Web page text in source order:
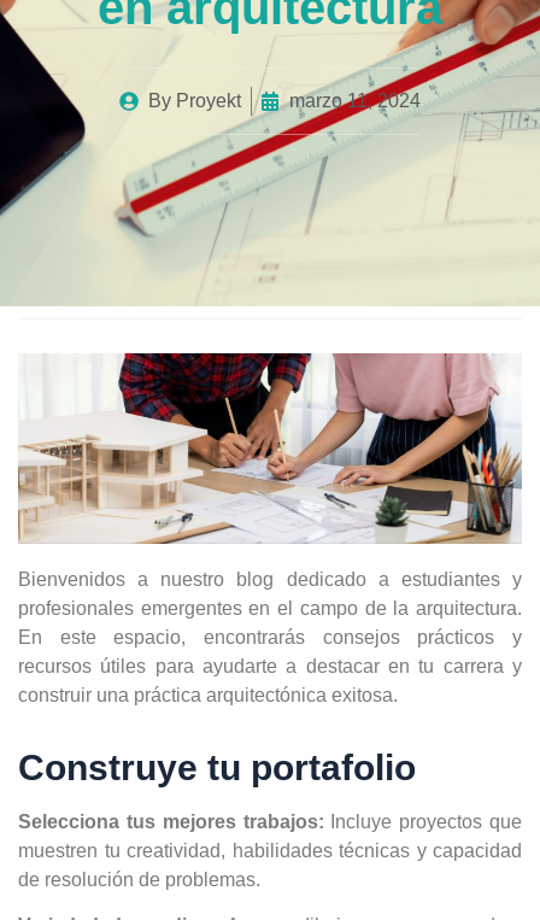
By Proyekt marzo 11, 2024
Bienvenidos a nuestro blog dedicado a estudiantes y
profesionales emergentes en el campo de la arquitectura.
En este espacio, encontrarás consejos prácticos y
recursos útiles para ayudarte a destacar en tu carrera y
construir una práctica arquitectónica exitosa.
Construye tu portafolio
Selecciona tus mejores trabajos: Incluye proyectos que
muestren tu creatividad, habilidades técnicas y capacidad
de resolución de problemas.